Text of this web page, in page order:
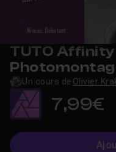
TUTO
Un cours de Olivier
7,99€